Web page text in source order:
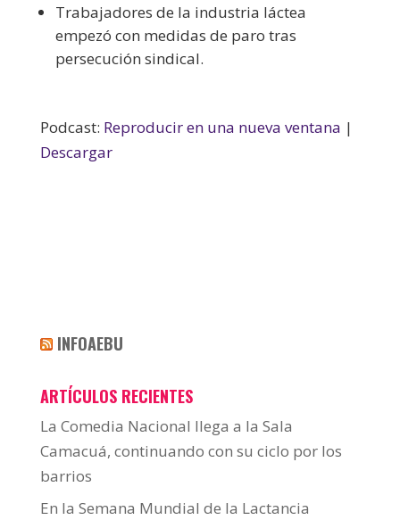
Trabajadores de la industria láctea
empezó con medidas de paro tras
persecución sindical.
Podcast: Reproducir en una nueva ventana |
Descargar
INFOAEBU
ARTÍCULOS RECIENTES
La Comedia Nacional llega a la Sala
Camacuá, continuando con su ciclo por los
barrios
En la Semana Mundial de la Lactancia